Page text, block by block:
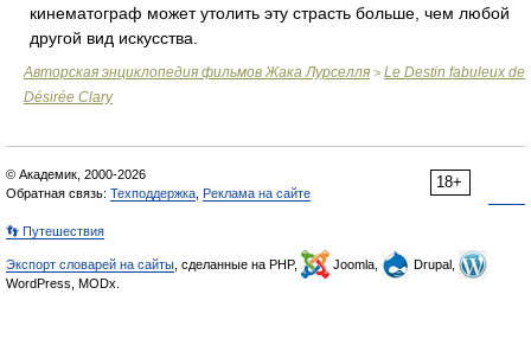
кинематограф может утолить эту страсть больше, чем любой
другой вид искусства.
Авторская энциклопедия фильмов Жака Лурселля > Le Destin fabuleux de
Désirée Clary
18+
© Академик, 2000-2026
Обратная связь: Техподдержка Реклама на сайте
👣 Путешествия
Экспорт словарей на сайты , сделанные на PHP, Joomla,
Drupal,
WordPress, MODx.